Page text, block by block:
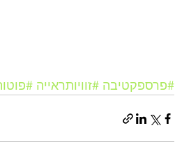
#פרספקטיבה #זוויותראייה